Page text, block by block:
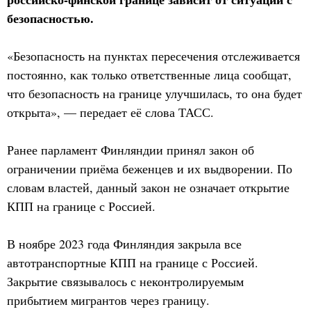
безопасностью.
«Безопасность на пунктах пересечения отслеживается
постоянно, как только ответственные лица сообщат,
что безопасность на границе улучшилась, то она будет
открыта», — передает её слова ТАСС.
Ранее парламент Финляндии принял закон об
ограничении приёма беженцев и их выдворении. По
словам властей, данный закон не означает открытие
КПП на границе с Россией.
В ноябре 2023 года Финляндия закрыла все
автотранспортные КПП на границе с Россией.
Закрытие связывалось с неконтролируемым
прибытием мигрантов через границу.